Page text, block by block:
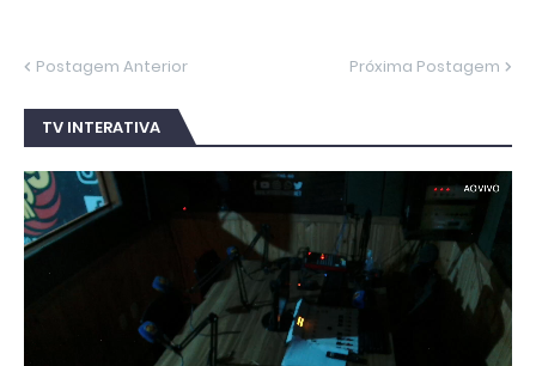
Postagem Anterior Próxima Postagem
TV INTERATIVA